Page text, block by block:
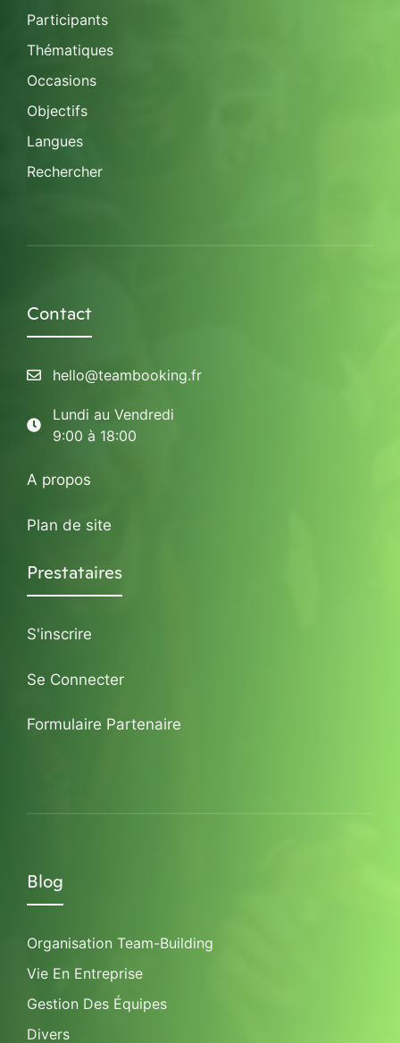
Participants
Thématiques
Occasions
Objectifs
Langues
Rechercher
Contact
hello@teambooking.fr
Lundi au Vendredi
9:00 à 18:00
A propos
Plan de site
Prestataires
S'inscrire
Se Connecter
Formulaire Partenaire
Blog
Organisation Team-Building
Vie En Entreprise
Gestion Des Équipes
Divers